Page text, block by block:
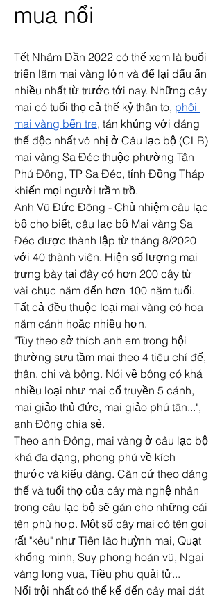
mua nổi
Tết Nhâm Dần 2022 có thể xem là buổi
triển lãm mai vàng lớn và để lại dấu ấn
nhiều nhất từ trước tới nay. Những cây
mai có tuổi thọ cả thế kỷ thân to, phôi
mai vàng bến tre, tán khủng với dáng
thế độc nhất vô nhị ở Câu lạc bộ (CLB)
mai vàng Sa Đéc thuộc phường Tân
Phú Đông, TP Sa Đéc, tỉnh Đồng Tháp
khiến mọi người trầm trồ.
Anh Vũ Đức Đông - Chủ nhiệm câu lạc
bộ cho biết, câu lạc bộ Mai vàng Sa
Đéc được thành lập từ tháng 8/2020
với 40 thành viên. Hiện số lượng mai
trưng bày tại đây có hơn 200 cây từ
vài chục năm đến hơn 100 năm tuổi.
Tất cả đều thuộc loại mai vàng có hoa
năm cánh hoặc nhiều hơn.
"Tùy theo sở thích anh em trong hội
thường sưu tầm mai theo 4 tiêu chí đế,
thân, chi và bông. Nói về bông có khá
nhiều loại như mai cổ truyền 5 cánh,
mai giảo thủ đức, mai giảo phú tân...",
anh Đông chia sẻ.
Theo anh Đông, mai vàng ở câu lạc bộ
khá đa dạng, phong phú về kích
thước và kiểu dáng. Căn cứ theo dáng
thế và tuổi thọ của cây mà nghệ nhân
trong câu lạc bộ sẽ gán cho những cái
tên phù hợp. Một số cây mai có tên gọi
rất "kêu" như Tiên lão huỳnh mai, Quạt
khổng minh, Suy phong hoán vũ, Ngai
vàng lọng vua, Tiều phu quải tử...
Nổi trội nhất có thể kể đến cây mai dát